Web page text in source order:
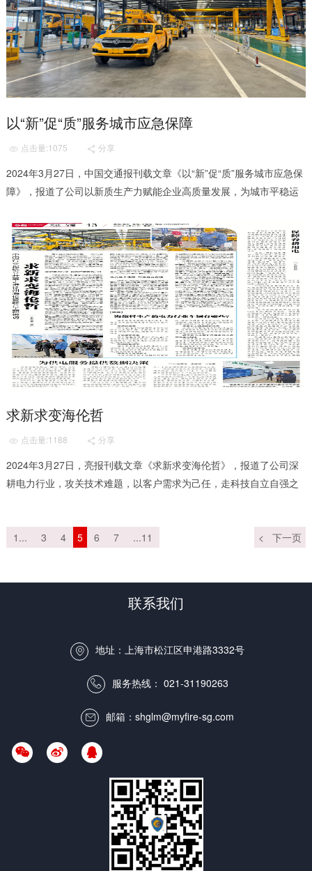
以“新”促“质”服务城市应急保障
 点击量:1075  分享
2024年3月27日，中国交通报刊载文章《以“新”促“质”服务城市应急保
障》，报道了公司以新质生产力赋能企业高质量发展，为城市平稳运
求新求变海伦哲
 点击量:1188  分享
2024年3月27日，亮报刊载文章《求新求变海伦哲》，报道了公司深
耕电力行业，攻关技术难题，以客户需求为己任，走科技自立自强之
1... 3 4 5 6 7 ...11 < 下一页
联系我们
 地址：上海市松江区申港路3332号
 服务热线： 021-31190263
 邮箱：shglm@myfire-sg.com
  